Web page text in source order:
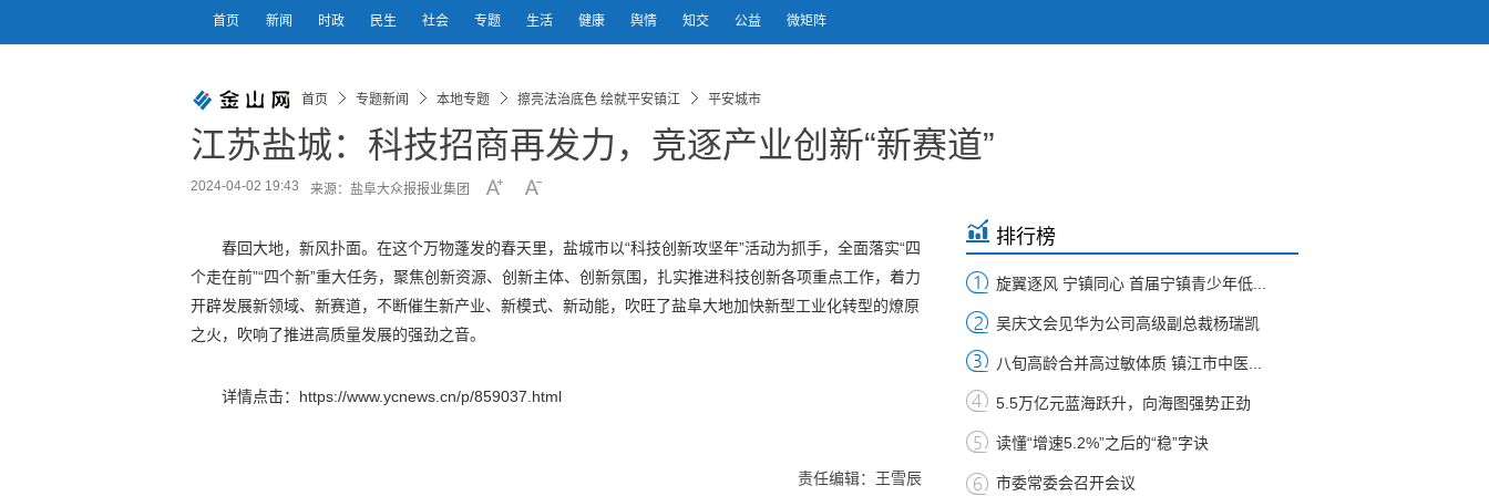
首页 新闻 时政 民生 社会 专题 生活 健康 舆情 知交 公益 微矩阵
首页 专题新闻 本地专题 擦亮法治底色 绘就平安镇江 平安城市
江苏盐城：科技招商再发力，竞逐产业创新“新赛道”
2024-04-02 19:43 来源：盐阜大众报报业集团
春回大地，新风扑面。在这个万物蓬发的春天里，盐城市以“科技创新攻坚年”活动为抓手，全面落实“四
个走在前”“四个新”重大任务，聚焦创新资源、创新主体、创新氛围，扎实推进科技创新各项重点工作，着力
开辟发展新领域、新赛道，不断催生新产业、新模式、新动能，吹旺了盐阜大地加快新型工业化转型的燎原
之火，吹响了推进高质量发展的强劲之音。
详情点击：https://www.ycnews.cn/p/859037.html
责任编辑：王雪辰
排行榜
旋翼逐风 宁镇同心 首届宁镇青少年低...
吴庆文会见华为公司高级副总裁杨瑞凯
八旬高龄合并高过敏体质 镇江市中医...
5.5万亿元蓝海跃升，向海图强势正劲
读懂“增速5.2%”之后的“稳”字诀
市委常委会召开会议